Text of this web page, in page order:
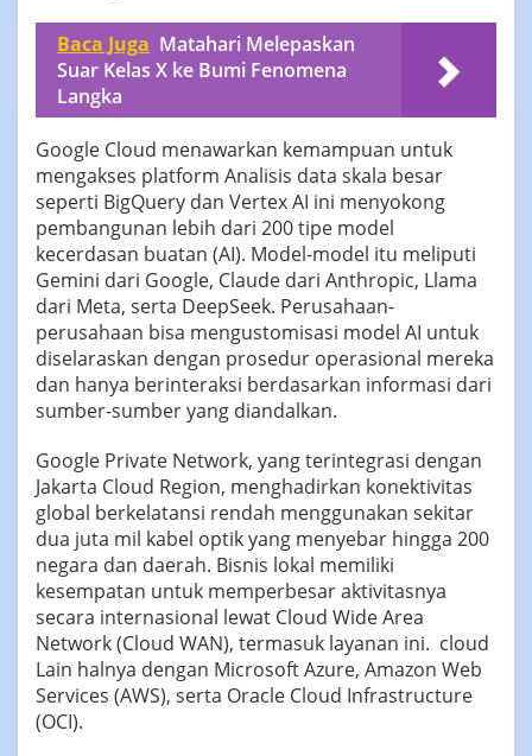
Baca Juga Matahari Melepaskan
Suar Kelas X ke Bumi Fenomena
Langka
Google Cloud menawarkan kemampuan untuk
mengakses platform Analisis data skala besar
seperti BigQuery dan Vertex AI ini menyokong
pembangunan lebih dari 200 tipe model
kecerdasan buatan (AI). Model-model itu meliputi
Gemini dari Google, Claude dari Anthropic, Llama
dari Meta, serta DeepSeek. Perusahaan-
perusahaan bisa mengustomisasi model AI untuk
diselaraskan dengan prosedur operasional mereka
dan hanya berinteraksi berdasarkan informasi dari
sumber-sumber yang diandalkan.
Google Private Network, yang terintegrasi dengan
Jakarta Cloud Region, menghadirkan konektivitas
global berkelatansi rendah menggunakan sekitar
dua juta mil kabel optik yang menyebar hingga 200
negara dan daerah. Bisnis lokal memiliki
kesempatan untuk memperbesar aktivitasnya
secara internasional lewat Cloud Wide Area
Network (Cloud WAN), termasuk layanan ini. cloud
Lain halnya dengan Microsoft Azure, Amazon Web
Services (AWS), serta Oracle Cloud Infrastructure
(OCI).